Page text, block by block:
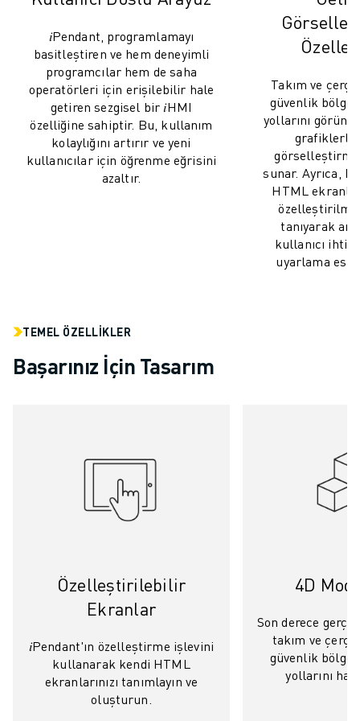
TEL EROZYON MAKINELERI
ROBOCUT TEL EROZYON MAKINELERI
ROBOCUT DONANIM
ROBOCUT YAZILIMI
ROBOCUT ÖNLEYICI BAKIM
ROBOCUT SÜRDÜRÜLEBILIRLIK
IIOT ÇÖZÜMLERI
ÜRETIM VERIMLILIĞINI ARTIRMAK IÇIN AKILLI FABRIKA ÇÖZÜMLERI
HAVACILIK
OTOMOTIV
ELEKTRIKLI ARAÇLAR
DEPOLAMA, LOJISTIK, SEVKIYAT
BIRLEŞTIRME
CNC TORNA
YÜKSEK HIZLI DELME VE KILAVUZ ÇEKME
ENJEKSIYON
𝑖Pendant, programlamayı
basitleştiren ve hem deneyimli
programcılar hem de saha
operatörleri için erişilebilir hale
getiren sezgisel bir 𝑖HMI
özelliğine sahiptir. Bu, kullanım
kolaylığını artırır ve yeni
kullanıcılar için öğrenme eğrisini
azaltır.
Takım ve
güvenlik
yollarını
grafiklerle
sunar. Ayrıca,
HTML
tanıyarak
kullanıcı
uyarlama
TEMEL ÖZELLIKLER
Başarınız İçin Tasarım
Özelleştirilebilir
Ekranlar
𝑖Pendant'ın özelleştirme işlevini
kullanarak kendi HTML
ekranlarınızı tanımlayın ve
oluşturun.
4D
Son derece
takım ve
güvenlik
yollarını